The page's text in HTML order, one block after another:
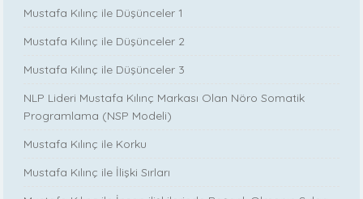
Mustafa Kılınç ile Düşünceler 1
Mustafa Kılınç ile Düşünceler 2
Mustafa Kılınç ile Düşünceler 3
NLP Lideri Mustafa Kılınç Markası Olan Nöro Somatik
Programlama (NSP Modeli)
Mustafa Kılınç ile Korku
Mustafa Kılınç ile İlişki Sırları